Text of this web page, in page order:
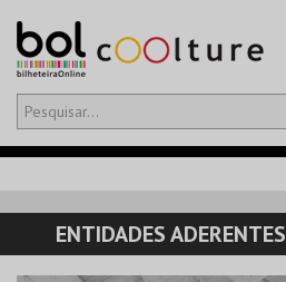
Olá,iniciar sessão
CARRINHO
EVENTOS
ENTIDADES ADERENTES